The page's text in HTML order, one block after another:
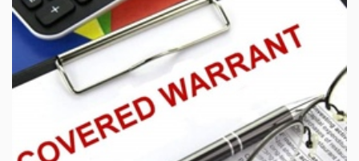
(-)
Tất cả Người nội bộ Người liên quan Cổ đông lớn
Tin